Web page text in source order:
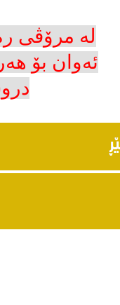
لە مرۆڤی
ئەوان بۆ